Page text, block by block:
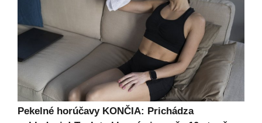
Pekelné horúčavy KONČIA: Prichádza